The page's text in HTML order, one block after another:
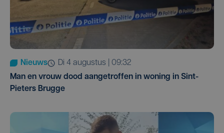
Nieuws
di 4 augustus | 09:32
Man en vrouw dood aangetroffen in woning in Sint-
Pieters Brugge